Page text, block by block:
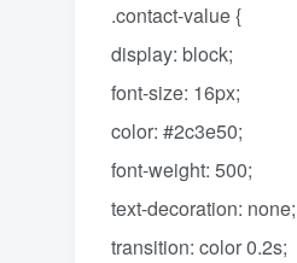
.contact-value {
display: block;
font-size: 16px;
color: #2c3e50;
font-weight: 500;
text-decoration: none;
transition: color 0.2s;